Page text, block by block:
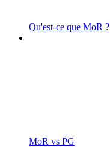
Qu'est-ce que MoR ?
MoR vs PG